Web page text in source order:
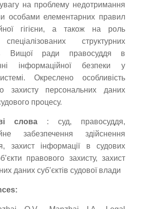
на проблему недотримання
особами елементарних правил
гігієни, а також на роль
структурних
Вищої ради правосуддя в
інформаційної безпеки у
Окреслено особливість
захисту персональних даних
процесу.
слова : суд, правосуддя,
забезпечення здійснення
захист інформації в судових
правового захисту, захист
даних суб’єктів судової влади